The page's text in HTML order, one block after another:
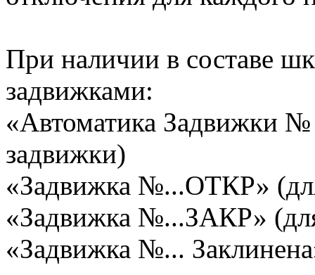
При наличии в составе
задвижками:
«Автоматика Задвижки
задвижки)
«Задвижка №...ОТКР»
«Задвижка №...ЗАКР»
«Задвижка №...